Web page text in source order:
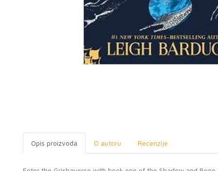
Opis proizvoda O autoru Recenzije